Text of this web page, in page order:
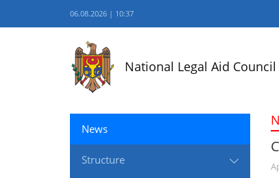
06.08.2026 | 10:37
National Legal Aid Council
News
Structure